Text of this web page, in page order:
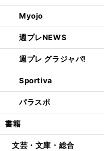
Myojo
週プレNEWS
週プレ グラジャパ!
Sportiva
パラスポ
書籍
文芸・文庫・総合